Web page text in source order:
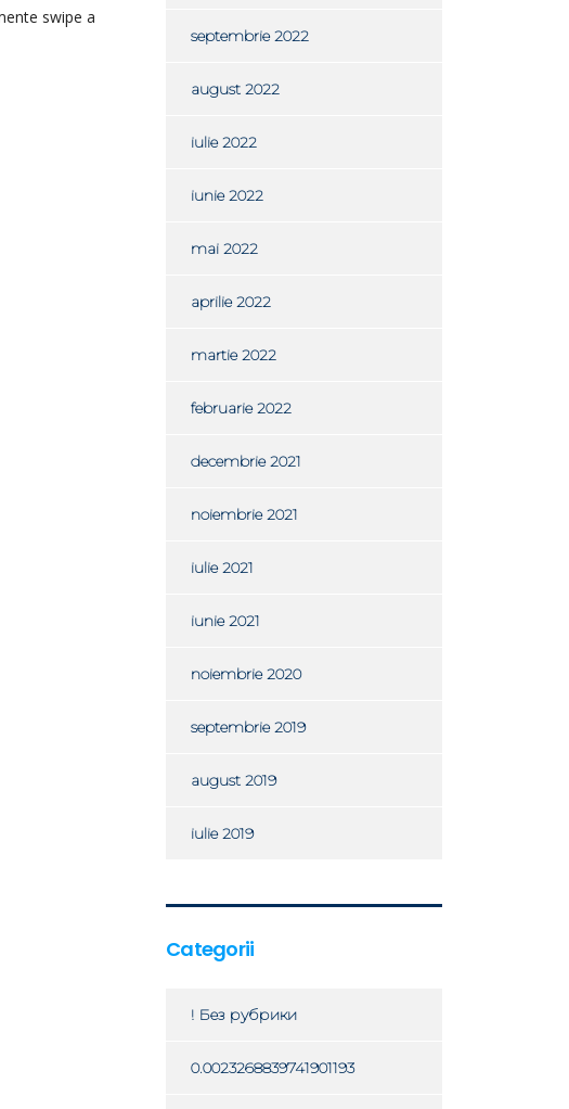
swipe a
septembrie 2022
august 2022
iulie 2022
iunie 2022
mai 2022
aprilie 2022
martie 2022
februarie 2022
decembrie 2021
noiembrie 2021
iulie 2021
iunie 2021
noiembrie 2020
septembrie 2019
august 2019
iulie 2019
Categorii
! Без рубрики
0.0023268839741901193